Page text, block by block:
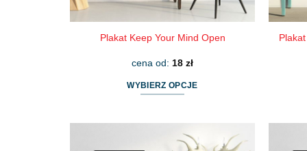
Plakat Keep Your Mind Open
cena od: 18 zł
WYBIERZ OPCJE